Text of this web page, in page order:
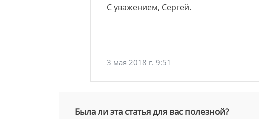
С уважением, Сергей.
3 мая 2018 г. 9:51
Была ли эта статья для вас полезной?